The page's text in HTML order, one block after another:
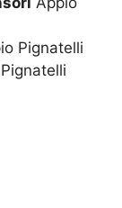
Pignatelli